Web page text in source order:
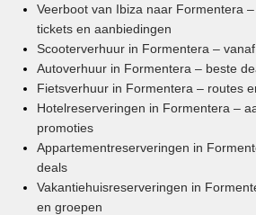
Veerboot van Ibiza naar Formentera –
tickets en aanbiedingen
Scooterverhuur in Formentera –
Autoverhuur in Formentera – beste
Fietsverhuur in Formentera – routes
Hotelreserveringen in Formentera –
promoties
Appartementreserveringen in
deals
Vakantiehuisreserveringen in
en groepen